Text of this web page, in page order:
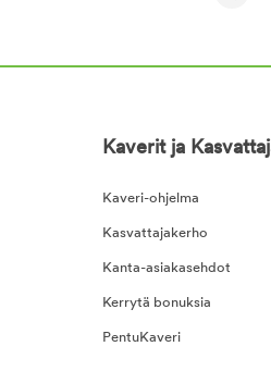
Kaverit ja
Kaveri-ohjelma
Kasvattajakerho
Kanta-asiakasehdot
Kerrytä bonuksia
PentuKaveri